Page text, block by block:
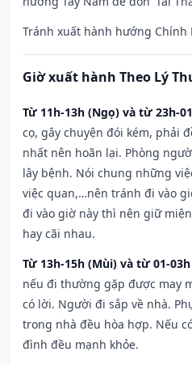
Tránh xuất hành hướng Chính
Giờ xuất hành Theo Lý
Từ 11h-13h (Ngọ) và từ 23h-
cọ, gây chuyện đói kém, phải
nhất nên hoãn lại. Phòng
lây bệnh. Nói chung những
việc quan,…nên tránh đi vào
đi vào giờ này thì nên giữ
hay cãi nhau.
Từ 13h-15h (Mùi) và từ 01-
nếu đi thường gặp được may
có lời. Người đi sắp về nhà.
trong nhà đều hòa hợp. Nếu
đình đều mạnh khỏe.